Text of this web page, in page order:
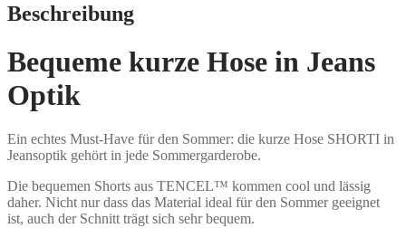
Beschreibung
Bequeme kurze Hose in Jeans
Optik
Ein echtes Must-Have für den Sommer: die kurze Hose SHORTI in
Jeansoptik gehört in jede Sommergarderobe.
Die bequemen Shorts aus TENCEL™ kommen cool und lässig
daher. Nicht nur dass das Material ideal für den Sommer geeignet
ist, auch der Schnitt trägt sich sehr bequem.